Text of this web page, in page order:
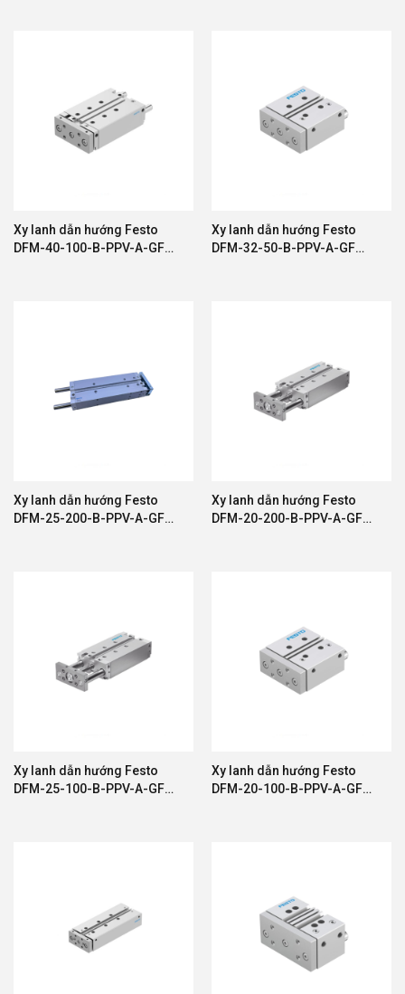
Bộ lọc điều áp Festo
Phụ kiện khí nén Festo
✓ Hàng chính hãng 100%
✓ Hỗ trợ lựa chọn sản phẩm phù hợp
Thiết bị khí nén Festo
là lựa chọn hàng đầu cho
xuất và nâng cao năng lực cạnh tranh cho doanh
Liên hệ ngay với CROWN để được tư vấn và nhận
Trang chủ:https://thietbicrown.com
Xy lanh dẫn hướng Festo
DFM-40-100-B-PPV-A-GF
Xy lanh dẫn hướng Festo
DFM-32-50-B-PPV-A-GF
Xy lanh dẫn hướng Festo
DFM-25-200-B-PPV-A-GF
Xy lanh dẫn hướng Festo
DFM-20-200-B-PPV-A-GF
Xy lanh dẫn hướng Festo
DFM-25-100-B-PPV-A-GF
Xy lanh dẫn hướng Festo
DFM-20-100-B-PPV-A-GF